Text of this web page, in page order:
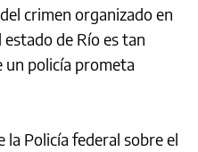
crimen organizado en
de Río es tan
un policía prometa
la Policía federal sobre el